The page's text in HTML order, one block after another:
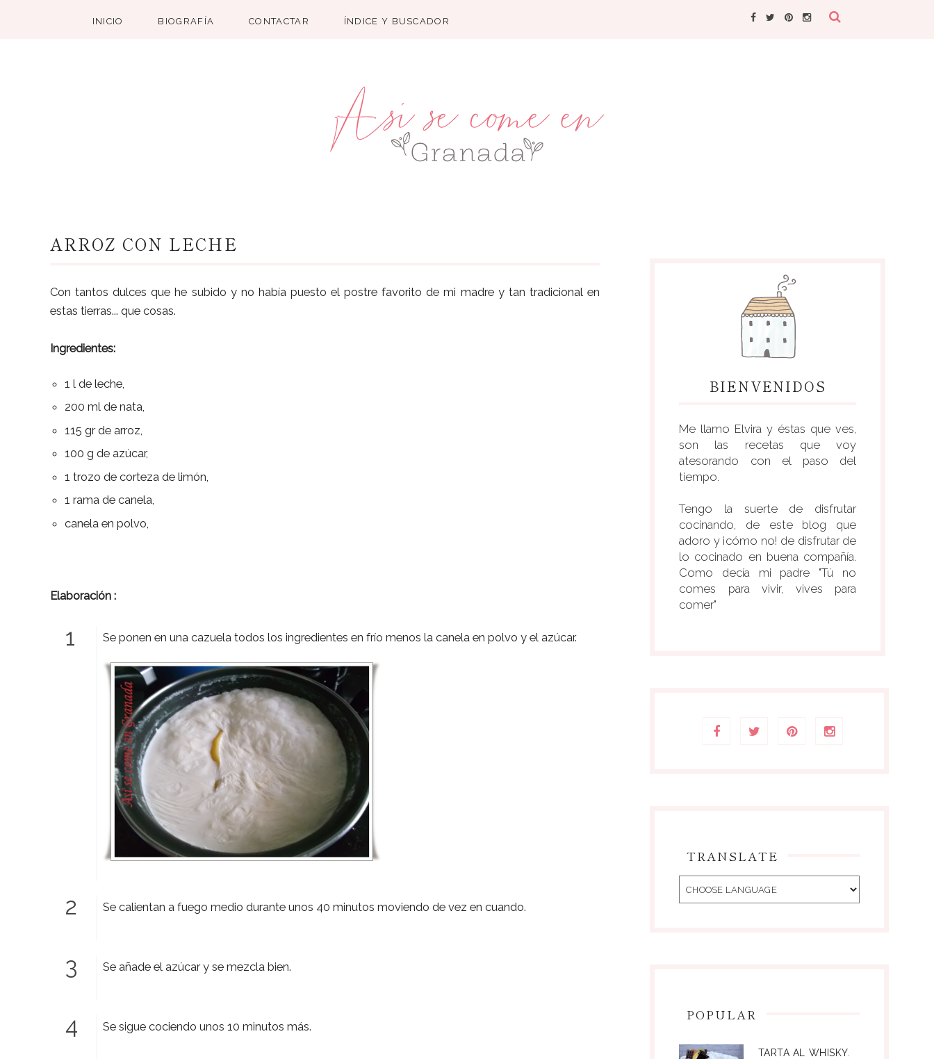
INICIO BIOGRAFÍA CONTACTAR ÍNDICE Y BUSCADOR
ARROZ CON LECHE
Con tantos dulces que he subido y no había puesto el postre favorito de mi madre y tan tradicional en
estas tierras... que cosas.
Ingredientes:
1 l de leche,
200 ml de nata,
115 gr de arroz,
100 g de azúcar,
1 trozo de corteza de limón,
1 rama de canela,
canela en polvo,
Elaboración :
Se ponen en una cazuela todos los ingredientes en frío menos la canela en polvo y el azúcar.
Se calientan a fuego medio durante unos 40 minutos moviendo de vez en cuando.
Se añade el azúcar y se mezcla bien.
Se sigue cociendo unos 10 minutos más.
BIENVENIDOS
Me llamo Elvira y éstas que ves,
son las recetas que voy
atesorando con el paso del
tiempo.
Tengo la suerte de disfrutar
cocinando, de este blog que
adoro y ¡cómo no! de disfrutar de
lo cocinado en buena compañía.
Como decía mi padre "Tú no
comes para vivir, vives para
comer"
TRANSLATE
POPULAR
TARTA AL WHISKY.